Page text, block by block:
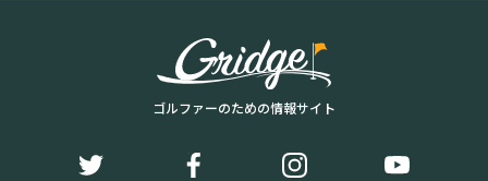
ゴルファーのための情報サイト